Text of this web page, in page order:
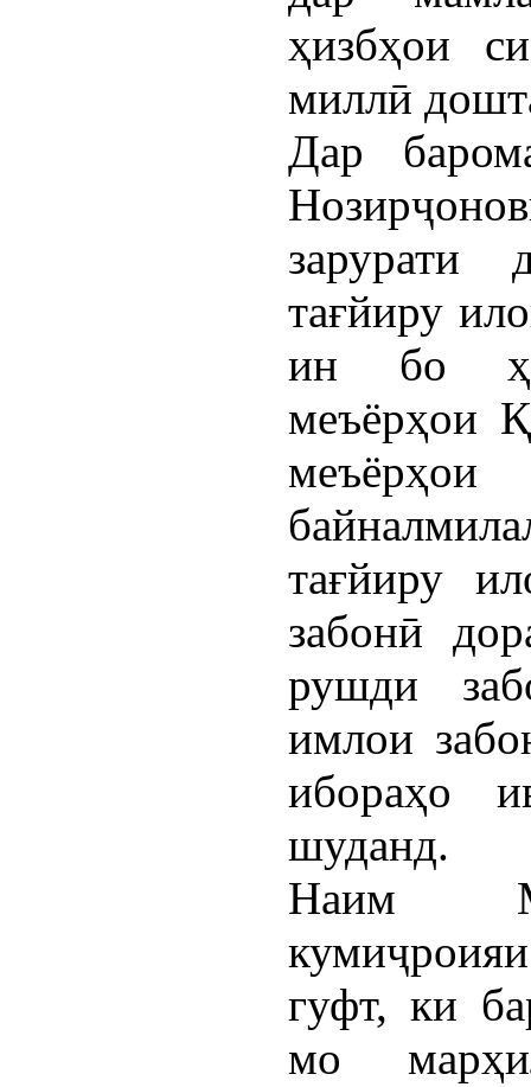
ҳизбҳои
миллӣ
Дар
зарурати
тағйиру
ин бо
меъёрҳои
тағйиру
забонӣ
рушди
имлои
ибораҳо
шуданд.
Наим
гуфт, ки
мо